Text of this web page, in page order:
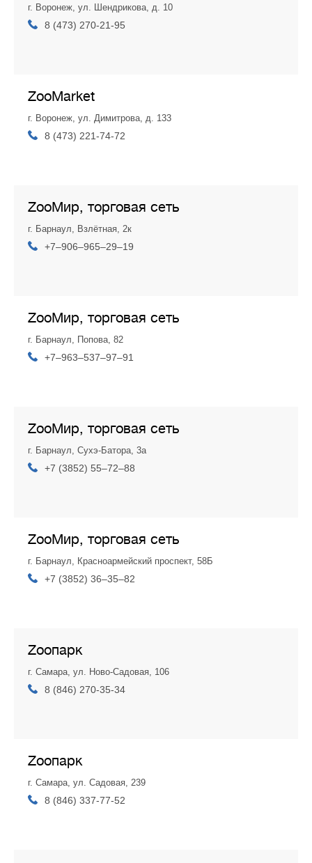
г. Воронеж, ул. Шендрикова, д. 10
8 (473) 270-21-95
ZooMarket
г. Воронеж, ул. Димитрова, д. 133
8 (473) 221-74-72
ZooМир, торговая сеть
г. Барнаул, Взлётная, 2к
+7‒906‒965‒29‒19
ZooМир, торговая сеть
г. Барнаул, Попова, 82
+7‒963‒537‒97‒91
ZooМир, торговая сеть
г. Барнаул, Сухэ-Батора, 3а
+7 (3852) 55‒72‒88
ZooМир, торговая сеть
г. Барнаул, Красноармейский проспект, 58Б
+7 (3852) 36‒35‒82
Zоопарк
г. Самара, ул. Ново-Садовая, 106
8 (846) 270-35-34
Zоопарк
г. Самара, ул. Садовая, 239
8 (846) 337-77-52